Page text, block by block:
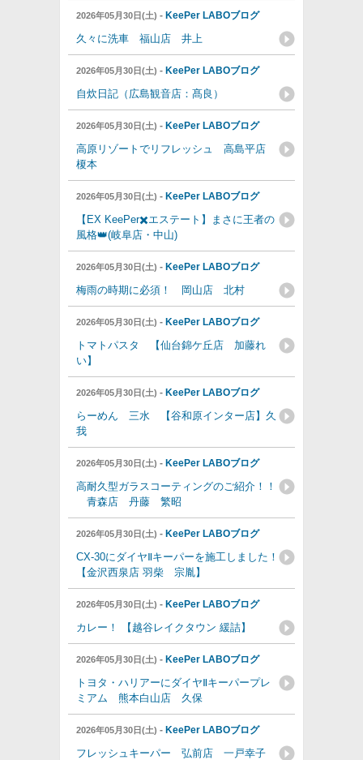
2026年05月30日(土) - KeePer LABOブログ
久々に洗車 福山店 井上
2026年05月30日(土) - KeePer LABOブログ
自炊日記（広島観音店：髙良）
2026年05月30日(土) - KeePer LABOブログ
高原リゾートでリフレッシュ 高島平店
榎本
2026年05月30日(土) - KeePer LABOブログ
【EX KeePer✖️エステート】まさに王者の
風格👑(岐阜店・中山)
2026年05月30日(土) - KeePer LABOブログ
梅雨の時期に必須！ 岡山店 北村
2026年05月30日(土) - KeePer LABOブログ
トマトパスタ 【仙台錦ケ丘店 加藤れ
い】
2026年05月30日(土) - KeePer LABOブログ
らーめん 三水 【谷和原インター店】久
我
2026年05月30日(土) - KeePer LABOブログ
高耐久型ガラスコーティングのご紹介！！
青森店 丹藤 繁昭
2026年05月30日(土) - KeePer LABOブログ
CX-30にダイヤⅡキーパーを施工しました！
【金沢西泉店 羽柴 宗胤】
2026年05月30日(土) - KeePer LABOブログ
カレー！ 【越谷レイクタウン 緩詰】
2026年05月30日(土) - KeePer LABOブログ
トヨタ・ハリアーにダイヤⅡキーパープレ
ミアム 熊本白山店 久保
2026年05月30日(土) - KeePer LABOブログ
フレッシュキーパー 弘前店 一戸幸子